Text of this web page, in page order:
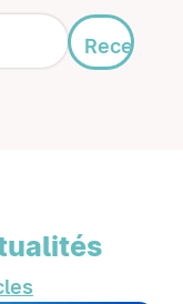
Recevoir
mon